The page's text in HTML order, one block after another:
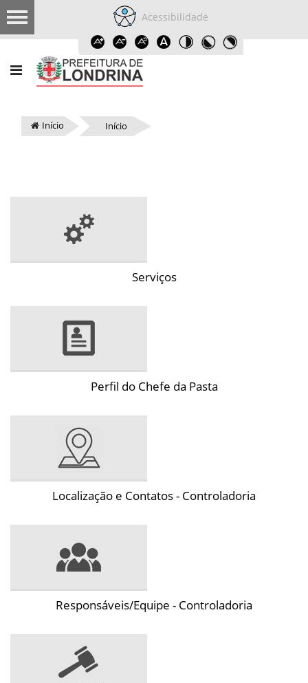
Acessibilidade
Início Início
Serviços
Perfil do Chefe da Pasta
Localização e Contatos - Controladoria
Responsáveis/Equipe - Controladoria